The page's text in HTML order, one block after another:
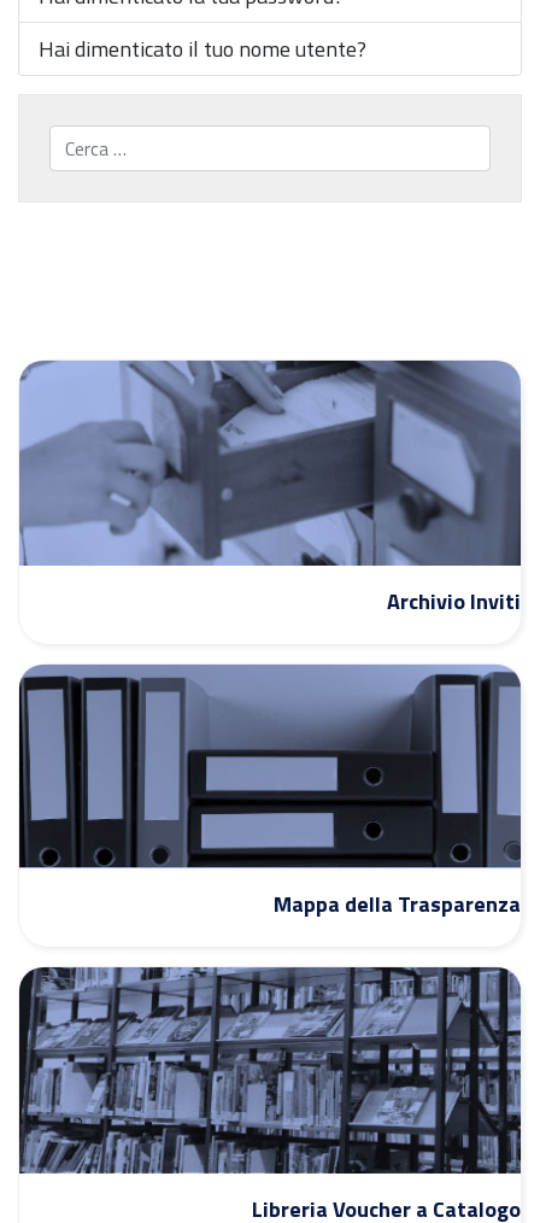
Hai dimenticato il tuo nome utente?
Cerca...
Archivio Inviti
Mappa della Trasparenza
Libreria Voucher a Catalogo